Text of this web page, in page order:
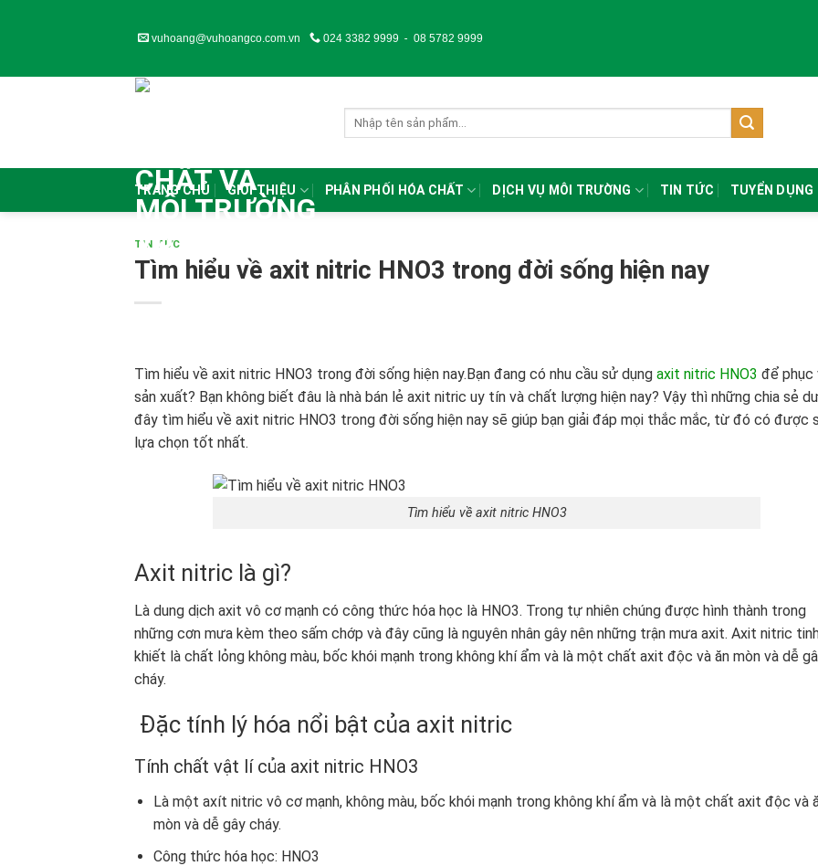
vuhoang@vuhoangco.com.vn 024 3382 9999 - 08 5782 9999
TRANG CHỦ GIỚI THIỆU PHÂN PHỐI HÓA CHẤT DỊCH VỤ MÔI TRƯỜNG TIN TỨC TUYỂN DỤNG
TIN TỨC
Tìm hiểu về axit nitric HNO3 trong đời sống hiện nay
Tìm hiểu về axit nitric HNO3 trong đời sống hiện nay.Bạn đang có nhu cầu sử dụng axit nitric HNO3 để phục
sản xuất? Bạn không biết đâu là nhà bán lẻ axit nitric uy tín và chất lượng hiện nay? Vậy thì những chia sẻ
đây tìm hiểu về axit nitric HNO3 trong đời sống hiện nay sẽ giúp bạn giải đáp mọi thắc mắc, từ đó có được
lựa chọn tốt nhất.
Tìm hiểu về axit nitric HNO3
Axit nitric là gì?
Là dung dịch axit vô cơ mạnh có công thức hóa học là HNO3. Trong tự nhiên chúng được hình thành trong
những cơn mưa kèm theo sấm chớp và đây cũng là nguyên nhân gây nên những trận mưa axit. Axit nitric
khiết là chất lỏng không màu, bốc khói mạnh trong không khí ẩm và là một chất axit độc và ăn mòn và dễ
cháy.
Đặc tính lý hóa nổi bật của axit nitric
Tính chất vật lí của axit nitric HNO3
Là một axít nitric vô cơ mạnh, không màu, bốc khói mạnh trong không khí ẩm và là một chất axit độc và
mòn và dễ gây cháy.
Công thức hóa học: HNO3